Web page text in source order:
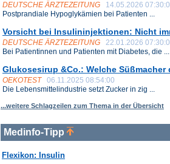
DEUTSCHE ÄRZTEZEITUNG
14.05.2026
Postprandiale Hypoglykämien bei Patienten ...
Vorsicht bei Insulininjektionen: Nicht
DEUTSCHE ÄRZTEZEITUNG
22.01.2026
Bei Patientinnen und Patienten mit Diabetes, die ...
Glukosesirup &Co.: Welche
OEKOTEST
06.11.2025 08:54:00
Die Lebensmittelindustrie setzt Zucker in zig ...
...weitere Schlagzeilen zum Thema in der Übersicht
Medinfo-Tipp
Flexikon: Insulin